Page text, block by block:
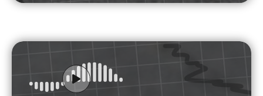
Αυτό το podcast εξετάζει τη σχέση των memes με